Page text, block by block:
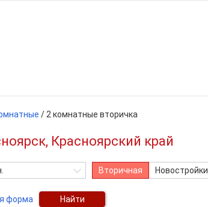
/ 2 комнатные вторичка
Красноярский край
Вторичная Новостройки
форма Найти